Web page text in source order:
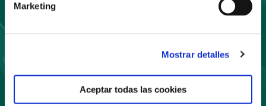
Marketing
Mostrar detalles
Aceptar todas las cookies
a nuestro boletín